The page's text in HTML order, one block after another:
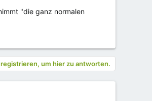
"die ganz normalen
um hier zu antworten.